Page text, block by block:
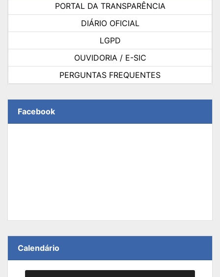
PORTAL DA TRANSPARÊNCIA
DIÁRIO OFICIAL
LGPD
OUVIDORIA / E-SIC
PERGUNTAS FREQUENTES
Facebook
Calendário